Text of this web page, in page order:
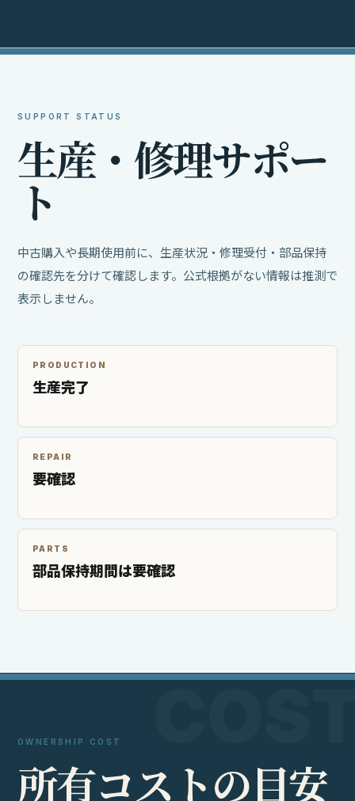
SUPPORT STATUS
生産・ 修理サポー
ト
中古購入や長期使用前に、生産状況・修理受付・部品保持
の確認先を分けて確認します。公式根拠がない情報は推測で
表示しません。
PRODUCTION
生産完了
REPAIR
要確認
PARTS
部品保持期間は要確認
OWNERSHIP COST
所有コス トの目安